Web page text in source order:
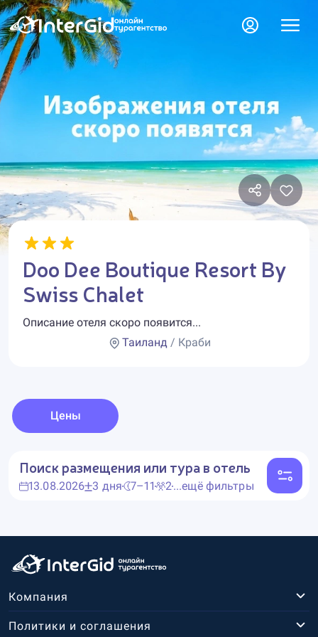
Doo Dee Boutique Resort By
Swiss Chalet
Описание отеля скоро появится...
Таиланд / Краби
Цены
Поиск размещения или тура в отель
13.08.2026 3 дня 7–11 2...ещё фильтры
Компания
Политики и соглашения